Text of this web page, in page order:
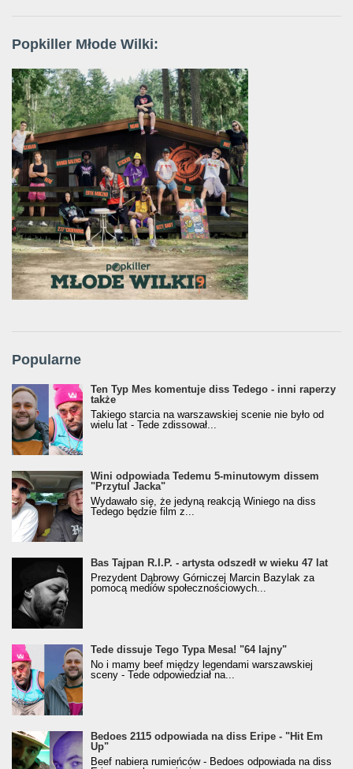
Popkiller Młode Wilki:
Popularne
Ten Typ Mes komentuje diss Tedego - inni raperzy
także
Takiego starcia na warszawskiej scenie nie było od
wielu lat - Tede zdissował...
Wini odpowiada Tedemu 5-minutowym dissem
"Przytul Jacka"
Wydawało się, że jedyną reakcją Winiego na diss
Tedego będzie film z...
Bas Tajpan R.I.P. - artysta odszedł w wieku 47 lat
Prezydent Dąbrowy Górniczej Marcin Bazylak za
pomocą mediów społecznościowych...
Tede dissuje Tego Typa Mesa! "64 lajny"
No i mamy beef między legendami warszawskiej
sceny - Tede odpowiedział na...
Bedoes 2115 odpowiada na diss Eripe - "Hit Em
Up"
Beef nabiera rumieńców - Bedoes odpowiada na diss